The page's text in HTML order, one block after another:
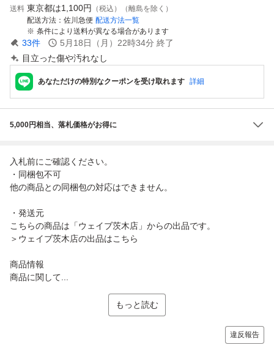
送料 東京都は1,100円
（税込）（離島を除く）
配送方法
佐川急便 配送方法一覧
条件により送料が異なる場合があります
33件 5月18日（月）22時34分 終了
目立った傷や汚れなし
あなただけの特別なクーポンを受け取れます 詳細
5,000円相当、落札価格がお得に
入札前にご確認ください。
・同梱包不可
他の商品との同梱包の対応はできません。
・発送元
こちらの商品は「ウェイブ茨木店」からの出品です。
＞ウェイブ茨木店の出品はこちら
商品情報
商品に関して...
もっと読む
違反報告